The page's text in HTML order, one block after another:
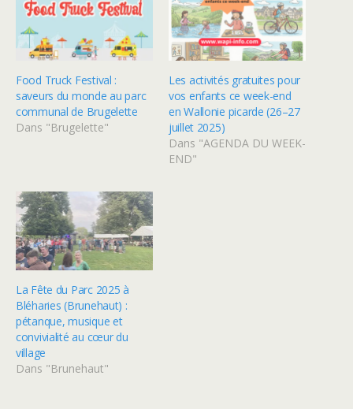
Food Truck Festival :
saveurs du monde au parc
communal de Brugelette
Dans "Brugelette"
Les activités gratuites pour
vos enfants ce week-end
en Wallonie picarde (26–27
juillet 2025)
Dans "AGENDA DU WEEK-
END"
La Fête du Parc 2025 à
Bléharies (Brunehaut) :
pétanque, musique et
convivialité au cœur du
village
Dans "Brunehaut"